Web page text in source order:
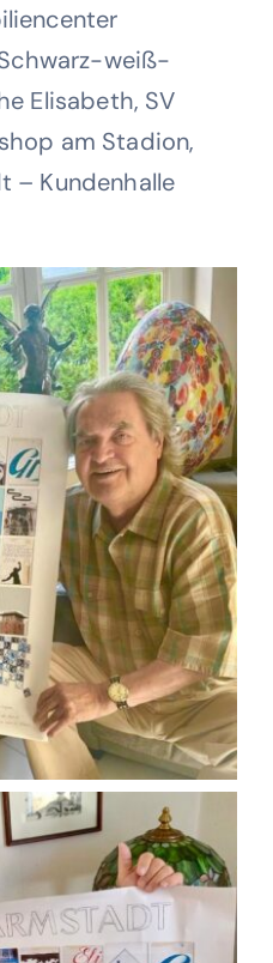
weiß-
Elisabeth, SV
am Stadion,
– Kundenhalle